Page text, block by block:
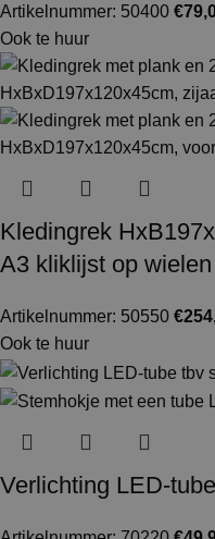
Artikelnummer: 50400 €
Ook te huur
Kledingrek
A3 kliklijst op wielen
Artikelnummer: 50550 €
Ook te huur
Verlichting LED-